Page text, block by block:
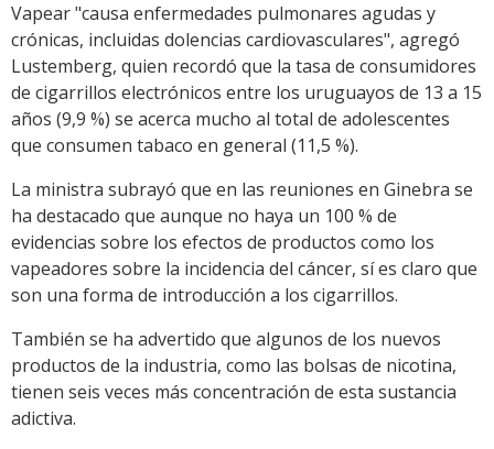
Vapear "causa enfermedades pulmonares agudas y
crónicas, incluidas dolencias cardiovasculares", agregó
Lustemberg, quien recordó que la tasa de consumidores
de cigarrillos electrónicos entre los uruguayos de 13 a 15
años (9,9 %) se acerca mucho al total de adolescentes
que consumen tabaco en general (11,5 %).
La ministra subrayó que en las reuniones en Ginebra se
ha destacado que aunque no haya un 100 % de
evidencias sobre los efectos de productos como los
vapeadores sobre la incidencia del cáncer, sí es claro que
son una forma de introducción a los cigarrillos.
También se ha advertido que algunos de los nuevos
productos de la industria, como las bolsas de nicotina,
tienen seis veces más concentración de esta sustancia
adictiva.